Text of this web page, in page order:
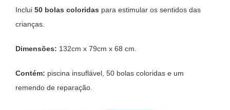
Inclui50 bolas coloridas para estimular os sentidos das
crianças.
Dimensões: 132cm x 79cm x 68 cm.
Contém: piscina insuflável, 50 bolas coloridas e um
remendo de reparação.